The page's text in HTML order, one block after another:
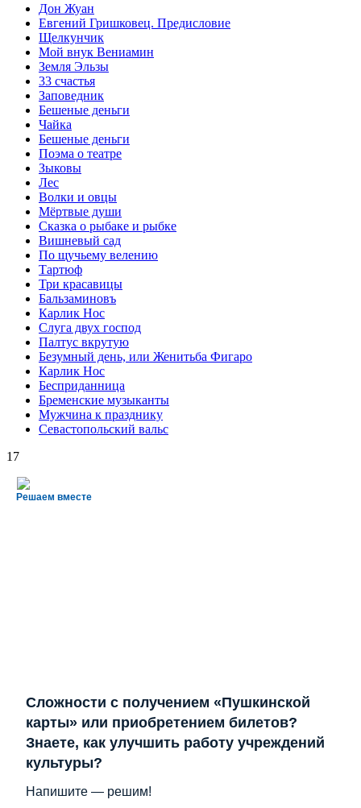
Дон Жуан
Евгений Гришковец. Предисловие
Щелкунчик
Мой внук Вениамин
Земля Эльзы
33 счастья
Заповедник
Бешеные деньги
Чайка
Бешеные деньги
Поэма о театре
Зыковы
Лес
Волки и овцы
Мёртвые души
Сказка о рыбаке и рыбке
Вишневый сад
По щучьему велению
Тартюф
Три красавицы
Бальзаминовъ
Карлик Нос
Слуга двух господ
Палтус вкрутую
Безумный день, или Женитьба Фигаро
Карлик Нос
Бесприданница
Бременские музыканты
Мужчина к празднику
Севастопольский вальс
17
Решаем вместе
Сложности с получением «Пушкинской
карты» или приобретением билетов?
Знаете, как улучшить работу учреждений
культуры?
Напишите — решим!